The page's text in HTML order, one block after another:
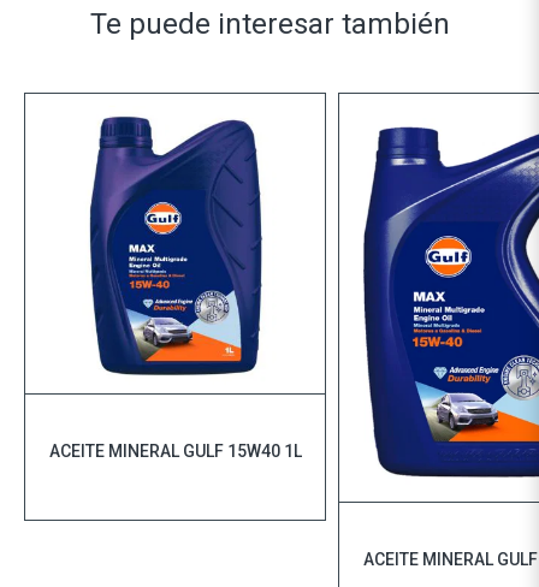
Te puede interesar también
ACEITE MINERAL GULF 15W40 1L
ACEITE MINERAL